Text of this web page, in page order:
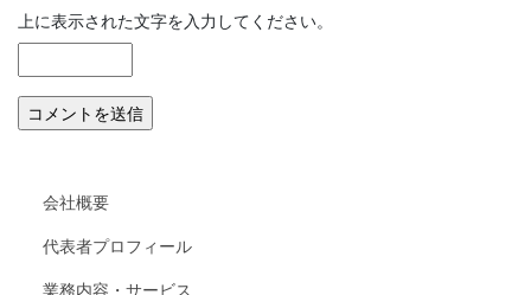
上に表示された文字を入力してください。
会社概要
代表者プロフィール
業務内容・サービス